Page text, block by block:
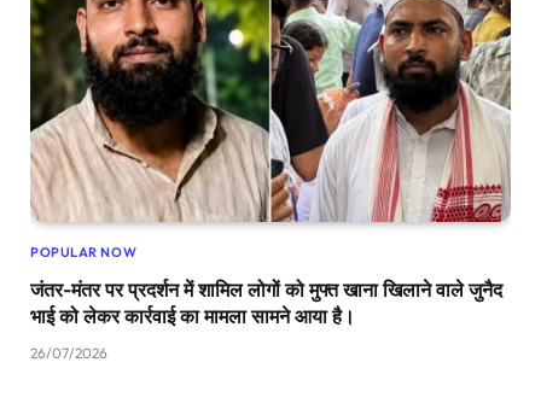
POPULAR NOW
जंतर-मंतर पर प्रदर्शन में शामिल लोगों को मुफ्त खाना खिलाने वाले जुनैद
भाई को लेकर कार्रवाई का मामला सामने आया है।
26/07/2026